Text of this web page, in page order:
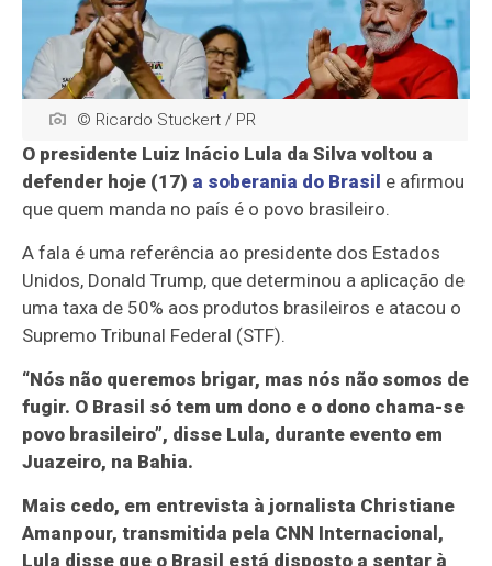
© Ricardo Stuckert / PR
O presidente Luiz Inácio Lula da Silva voltou a
defender hoje (17) a soberania do Brasil e afirmou
que quem manda no país é o povo brasileiro.
A fala é uma referência ao presidente dos Estados
Unidos, Donald Trump, que determinou a aplicação de
uma taxa de 50% aos produtos brasileiros e atacou o
Supremo Tribunal Federal (STF).
“Nós não queremos brigar, mas nós não somos de
fugir. O Brasil só tem um dono e o dono chama-se
povo brasileiro”, disse Lula, durante evento em
Juazeiro, na Bahia.
Mais cedo, em entrevista à jornalista Christiane
Amanpour, transmitida pela CNN Internacional,
Lula disse que o Brasil está disposto a sentar à